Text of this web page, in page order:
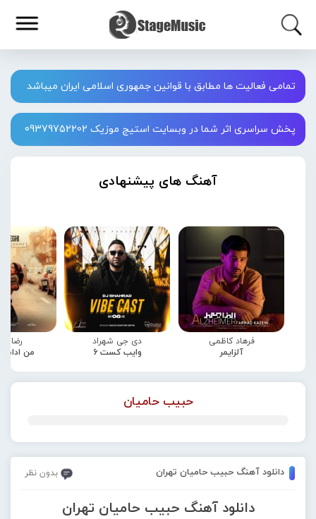
تمامی فعالیت ها مطابق با قوانین جمهوری اسلامی ایران میباشد
پخش سراسری اثر شما در وبسایت استیج موزیک 09379752202
آهنگ های پیشنهادی
فرهاد کاظمی
آلزایمر
دی جی شهراد
وایب کست 6
رضا
من
حبیب حامیان
دانلود آهنگ حبیب حامیان تهران بدون نظر
دانلود آهنگ حبیب حامیان تهران